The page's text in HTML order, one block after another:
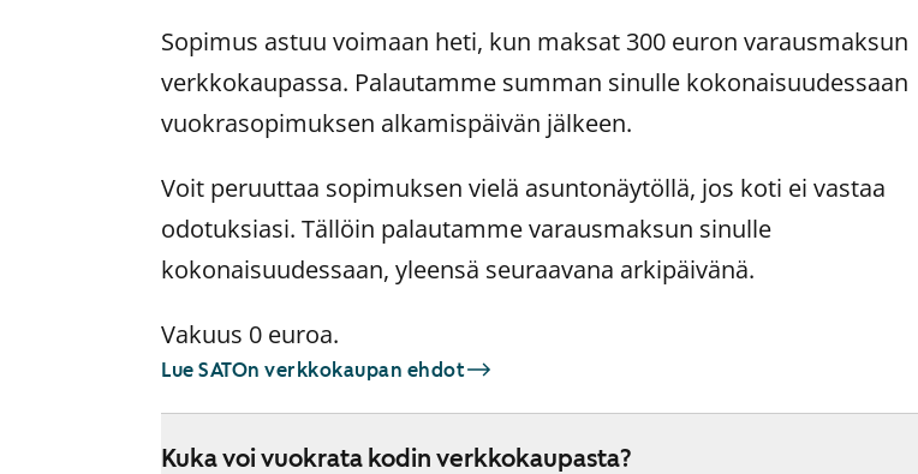
Sopimus astuu voimaan heti, kun maksat 300 euron varausmaksun
verkkokaupassa. Palautamme summan sinulle kokonaisuudessaan
vuokrasopimuksen alkamispäivän jälkeen.
Voit peruuttaa sopimuksen vielä asuntonäytöllä, jos koti ei vastaa
odotuksiasi. Tällöin palautamme varausmaksun sinulle
kokonaisuudessaan, yleensä seuraavana arkipäivänä.
Vakuus 0 euroa.
Lue SATOn verkkokaupan ehdot
Kuka voi vuokrata kodin verkkokaupasta?